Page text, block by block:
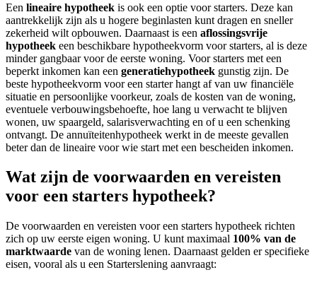
Een lineaire hypotheek is ook een optie voor starters. Deze kan
aantrekkelijk zijn als u hogere beginlasten kunt dragen en sneller
zekerheid wilt opbouwen. Daarnaast is een aflossingsvrije
hypotheek een beschikbare hypotheekvorm voor starters, al is deze
minder gangbaar voor de eerste woning. Voor starters met een
beperkt inkomen kan een generatiehypotheek gunstig zijn. De
beste hypotheekvorm voor een starter hangt af van uw financiële
situatie en persoonlijke voorkeur, zoals de kosten van de woning,
eventuele verbouwingsbehoefte, hoe lang u verwacht te blijven
wonen, uw spaargeld, salarisverwachting en of u een schenking
ontvangt. De annuïteitenhypotheek werkt in de meeste gevallen
beter dan de lineaire voor wie start met een bescheiden inkomen.
Wat zijn de voorwaarden en vereisten
voor een starters hypotheek?
De voorwaarden en vereisten voor een starters hypotheek richten
zich op uw eerste eigen woning. U kunt maximaal 100% van de
marktwaarde van de woning lenen. Daarnaast gelden er specifieke
eisen, vooral als u een Starterslening aanvraagt: